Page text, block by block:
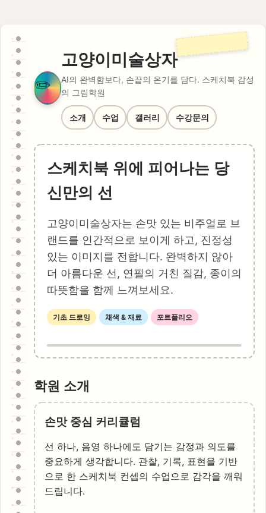
고양이미술상자
AI의 완벽함보다, 손끝의 온기를 담다. 스케치북 감성
의 그림학원
소개 수업 갤러리 수강문의
스케치북 위에 피어나는 당
신만의 선
고양이미술상자는 손맛 있는 비주얼로 브
랜드를 인간적으로 보이게 하고, 진정성
있는 이미지를 전합니다. 완벽하지 않아
더 아름다운 선, 연필의 거친 질감, 종이의
따뜻함을 함께 느껴보세요.
기초 드로잉 채색 & 재료 포트폴리오
학원 소개
손맛 중심 커리큘럼
선 하나, 음영 하나에도 담기는 감정과 의도를
중요하게 생각합니다. 관찰, 기록, 표현을 기반
으로 한 스케치북 컨셉의 수업으로 감각을 깨워
드립니다.